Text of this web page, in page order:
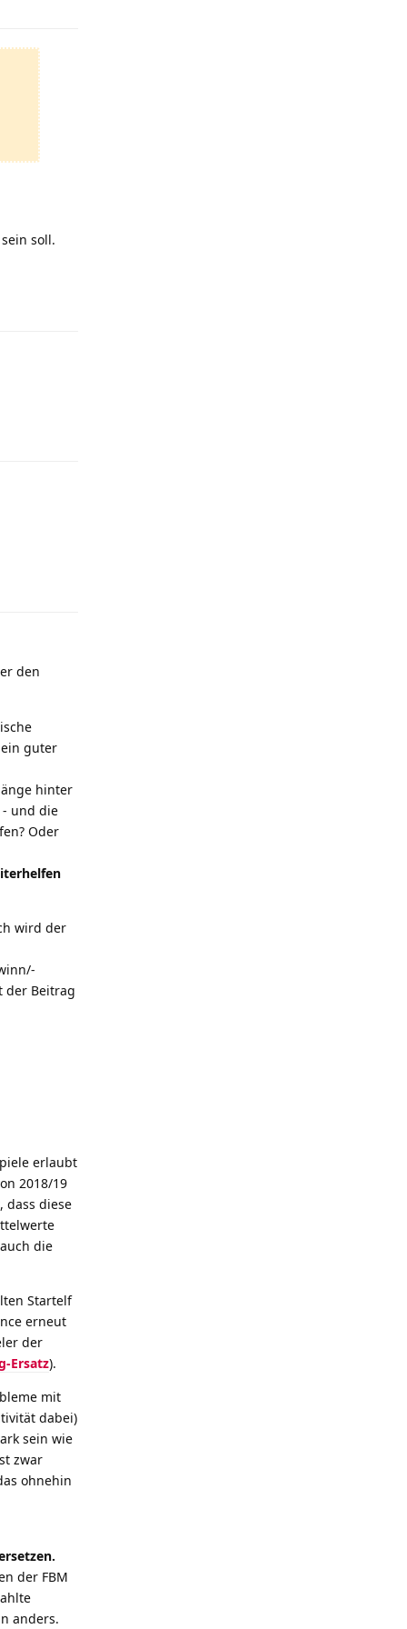
soll.
den
ein guter
hinter
und die
Oder
wird der
der Beitrag
erlaubt
2018/19
dass diese
die
Startelf
erneut
der
Ersatz).
mit
dabei)
sein wie
zwar
ohnehin
der FBM
anders.